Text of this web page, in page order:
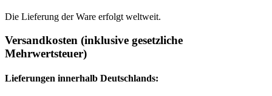
Die Lieferung der Ware erfolgt weltweit.
Versandkosten (inklusive gesetzliche
Mehrwertsteuer)
Lieferungen innerhalb Deutschlands: